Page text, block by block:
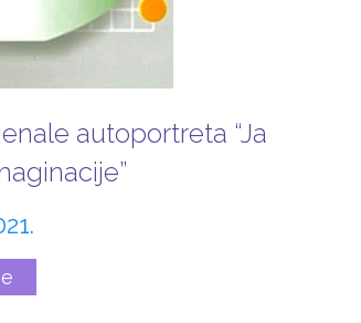
autoportreta “Ja